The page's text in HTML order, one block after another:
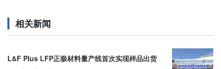
相关新闻
L&F Plus LFP正极材料量产线首次实现样品出货